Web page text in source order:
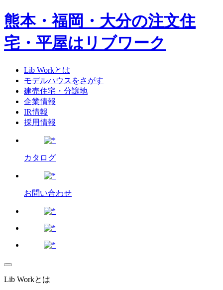
熊本・福岡・大分の注文住
宅・平屋はリブワーク
Lib Workとは
モデルハウスをさがす
建売住宅・分譲地
企業情報
IR情報
採用情報
カタログ
お問い合わせ
Lib Workとは